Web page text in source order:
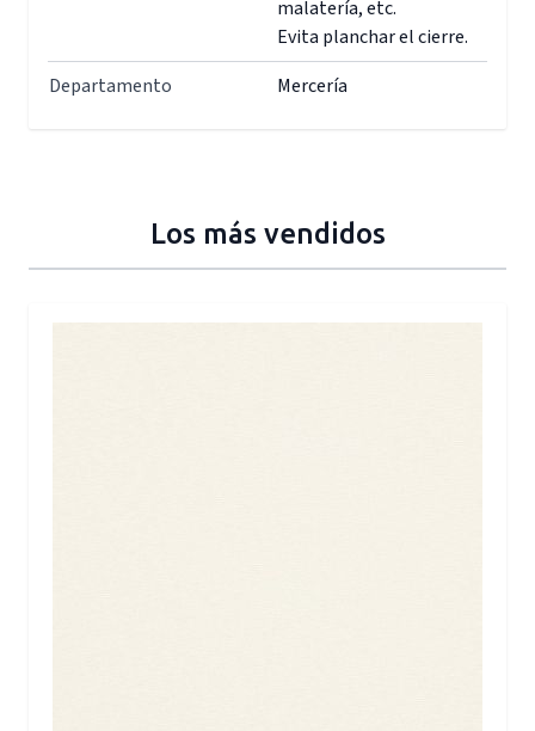
malatería, etc.
Evita planchar el cierre.
Departamento
Mercería
Los más vendidos